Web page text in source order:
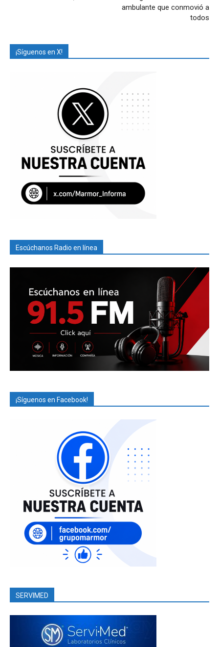
ambulante que conmovió a
todos
¡Síguenos en X!
Escúchanos Radio en línea
¡Síguenos en Facebook!
SERVIMED